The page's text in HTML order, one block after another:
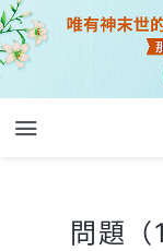
問題（